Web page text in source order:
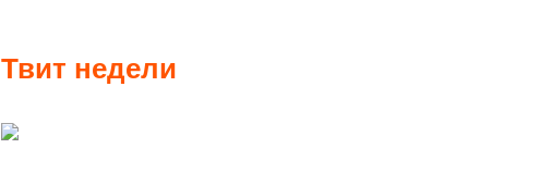
Твит недели